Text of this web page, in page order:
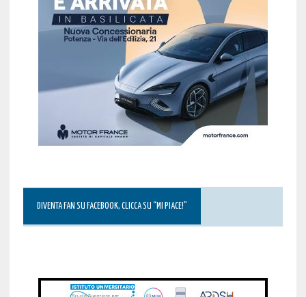
DIVENTA FAN SU FACEBOOK, CLICCA SU “MI PIACE!”